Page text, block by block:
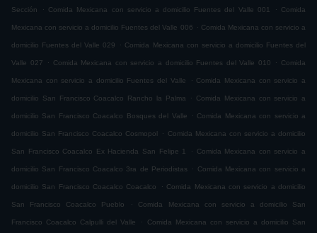
Sección . Comida Mexicana con servicio a domicilio Fuentes del Valle 001 . Comida
Mexicana con servicio a domicilio Fuentes del Valle 006 . Comida Mexicana con servicio a
domicilio Fuentes del Valle 029 . Comida Mexicana con servicio a domicilio Fuentes del
Valle 027 . Comida Mexicana con servicio a domicilio Fuentes del Valle 010 . Comida
Mexicana con servicio a domicilio Fuentes del Valle . Comida Mexicana con servicio a
domicilio San Francisco Coacalco Rancho la Palma . Comida Mexicana con servicio a
domicilio San Francisco Coacalco Bosques del Valle . Comida Mexicana con servicio a
domicilio San Francisco Coacalco Cosmopol . Comida Mexicana con servicio a domicilio
San Francisco Coacalco Ex Hacienda San Felipe 1 . Comida Mexicana con servicio a
domicilio San Francisco Coacalco 3ra de Periodistas . Comida Mexicana con servicio a
domicilio San Francisco Coacalco Coacalco . Comida Mexicana con servicio a domicilio
San Francisco Coacalco Pueblo . Comida Mexicana con servicio a domicilio San
Francisco Coacalco Calpulli del Valle . Comida Mexicana con servicio a domicilio San